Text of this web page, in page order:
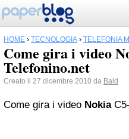
HOME › TECNOLOGIA › TELEFONIA
Come gira i video
Telefonino.net
Creato il 27 dicembre 2010 da Bald
Come gira i video Nokia